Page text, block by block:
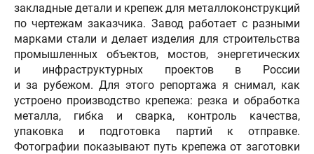
закладные детали и крепеж для металлоконструкций
по чертежам заказчика. Завод работает с разными
марками стали и делает изделия для строительства
промышленных объектов, мостов, энергетических
и инфраструктурных проектов в России
и за рубежом. Для этого репортажа я снимал, как
устроено производство крепежа: резка и обработка
металла, гибка и сварка, контроль качества,
упаковка и подготовка партий к отправке.
Фотографии показывают путь крепежа от заготовки